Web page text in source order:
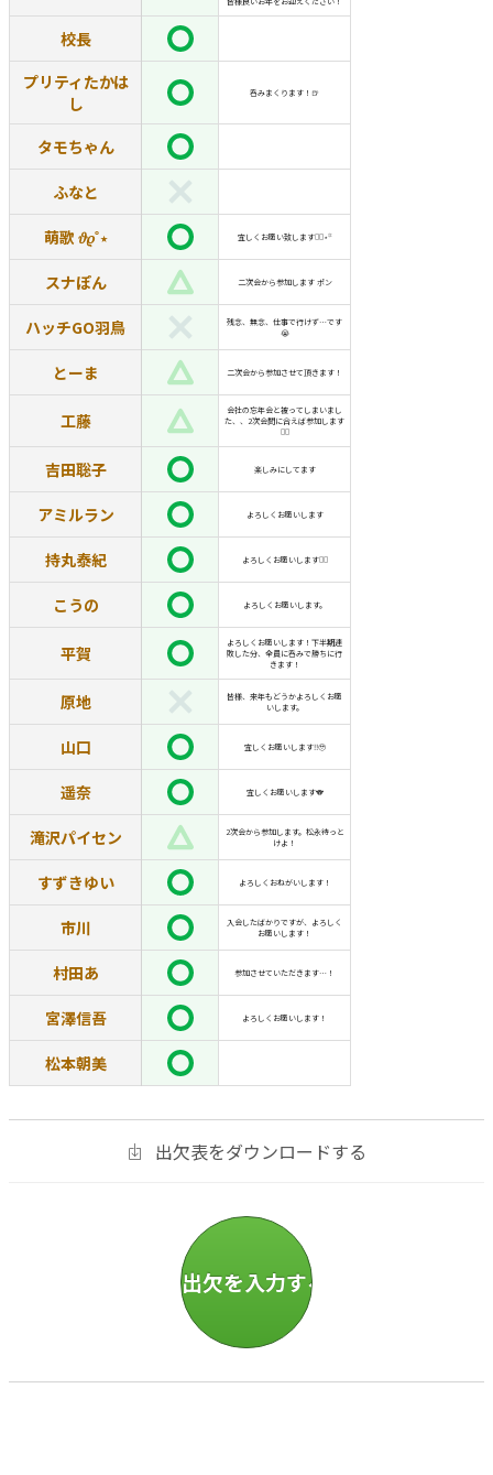
校長
プリティたかは
し
呑みまくります！🍺
タモちゃん
ふなと
萌歌 𝜗𝜚˚⋆ 宜しくお願い致します🙇‍♀️⋆꙳
スナぽん 二次会から参加します ポン
ハッチGO羽鳥
残念、無念、仕事で行けず…です
😭
とーま 二次会から参加させて頂きます！
工藤
会社の忘年会と被ってしまいまし
た、、2次会間に合えば参加します
🙇‍♂️
吉田聡子 楽しみにしてます
アミルラン よろしくお願いします
持丸泰紀 よろしくお願いします🙇‍♂️
こうの よろしくお願いします。
平賀
よろしくお願いします！下半期連
敗した分、全員に呑みで勝ちに行
きます！
原地
皆様、来年もどうかよろしくお願
いします。
山口 宜しくお願いします‼️🥹
遥奈 宜しくお願いします🐨
滝沢パイセン
2次会から参加します。松永待っと
けよ！
すずきゆい よろしくおねがいします！
市川
入会したばかりですが、よろしく
お願いします！
村田あ 参加させていただきます…！
宮澤信吾 よろしくお願いします！
松本朝美
出欠表をダウンロードする